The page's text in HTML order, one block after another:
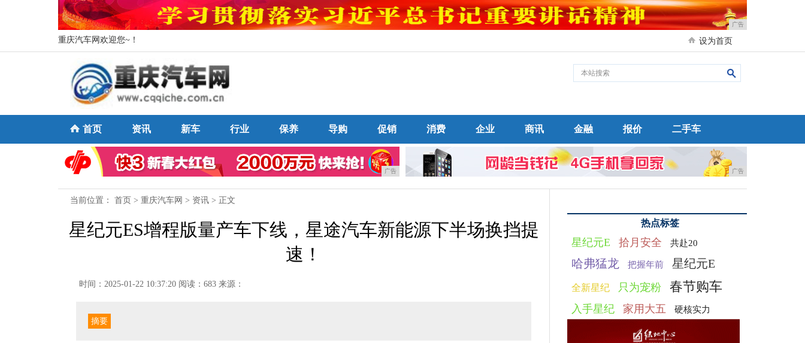
广告
重庆汽车网欢迎您~！ 设为首页
首页 资讯 新车 行业 保养 导购 促销 消费 企业 商讯 金融 报价 二手车
广告 广告
当前位置： 首页 > 重庆汽车网 > 资讯 > 正文
星纪元ES增程版量产车下线，星途汽车新能源下半场换挡提
速！
时间：2025-01-22 10:37:20 阅读：683 来源：
摘要
热点标签
星纪元E 拾月安全 共赴20
哈弗猛龙 把握年前 星纪元E
全新星纪 只为宠粉 春节购车
入手星纪 家用大五 硬核实力